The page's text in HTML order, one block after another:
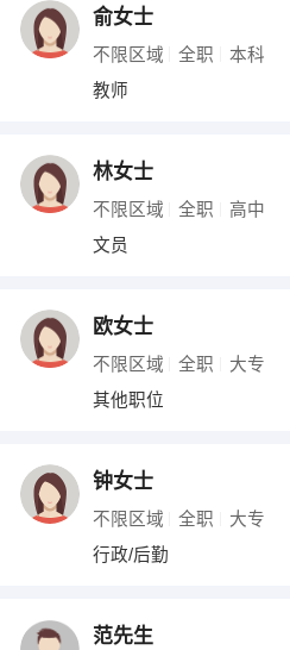
水电/机修
编辑
其他职位
俞女士
不限区域 全职 本科
教师
林女士
不限区域 全职 高中
文员
欧女士
不限区域 全职 大专
其他职位
钟女士
不限区域 全职 大专
行政/后勤
范先生